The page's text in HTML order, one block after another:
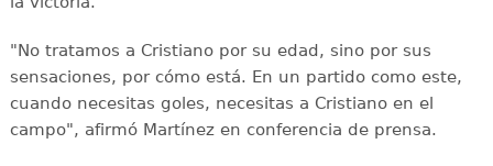
"No tratamos a Cristiano por su edad, sino por sus
sensaciones, por cómo está. En un partido como este,
cuando necesitas goles, necesitas a Cristiano en el
campo", afirmó Martínez en conferencia de prensa.